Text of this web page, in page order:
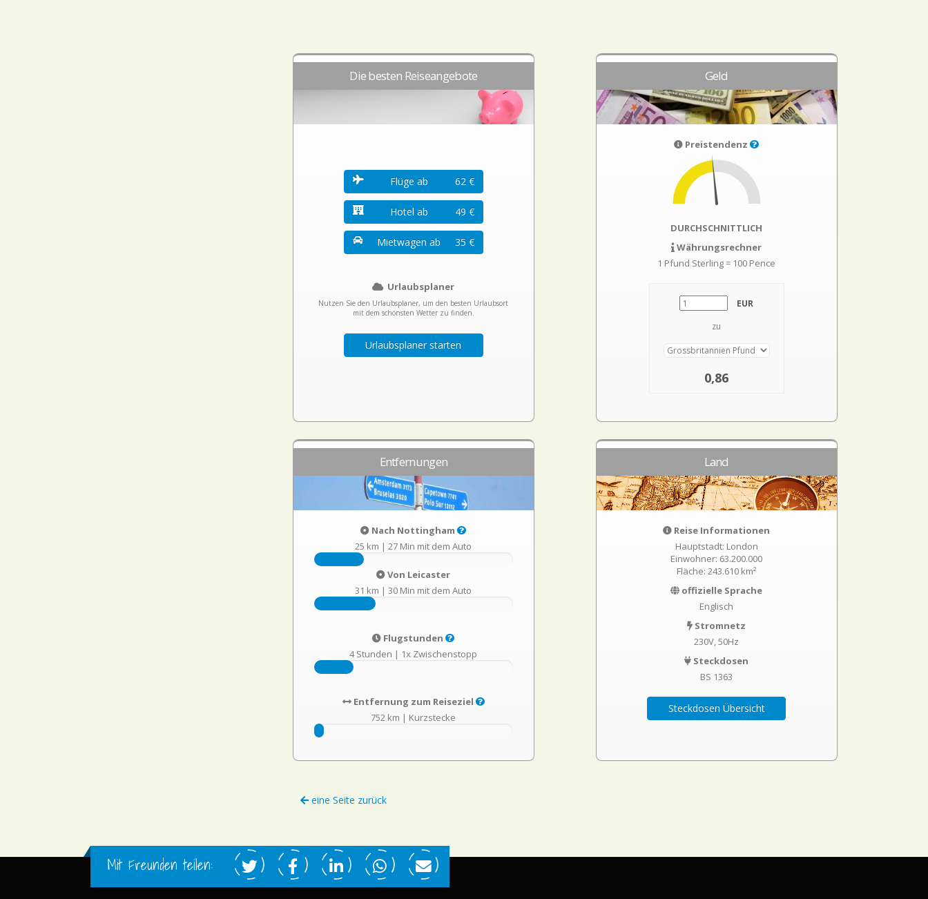
Die besten Reiseangebote
Flüge ab 62 €
Hotel ab 49 €
Mietwagen ab 35 €
Urlaubsplaner
Nutzen Sie den Urlaubsplaner, um den besten Urlaubsort
mit dem schönsten Wetter zu finden.
Urlaubsplaner starten
Geld
Preistendenz
DURCHSCHNITTLICH
Währungsrechner
1 Pfund Sterling = 100 Pence
EUR
zu
0,86
Entfernungen
Nach Nottingham
25 km |27 Min mit dem Auto
Von Leicaster
31 km |30 Min mit dem Auto
Flugstunden
4 Stunden | 1x Zwischenstopp
Entfernung zum Reiseziel
752 km | Kurzstecke
Land
Reise Informationen
Hauptstadt: London
Einwohner: 63.200.000
Fläche: 243.610 km²
offizielle Sprache
Englisch
Stromnetz
230V, 50Hz
Steckdosen
BS 1363
Steckdosen Übersicht
eine Seite zurück
Mit Freunden teilen: